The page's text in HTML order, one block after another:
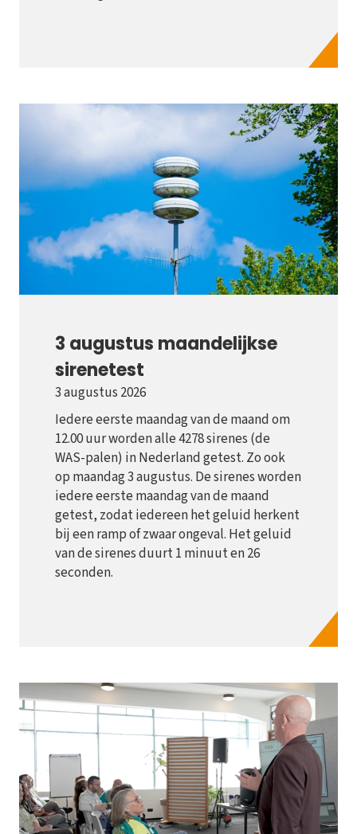
3 augustus maandelijkse
sirenetest
3 augustus 2026
Iedere eerste maandag van de maand om
12.00 uur worden alle 4278 sirenes (de
WAS-palen) in Nederland getest. Zo ook
op maandag 3 augustus. De sirenes worden
iedere eerste maandag van de maand
getest, zodat iedereen het geluid herkent
bij een ramp of zwaar ongeval. Het geluid
van de sirenes duurt 1 minuut en 26
seconden.